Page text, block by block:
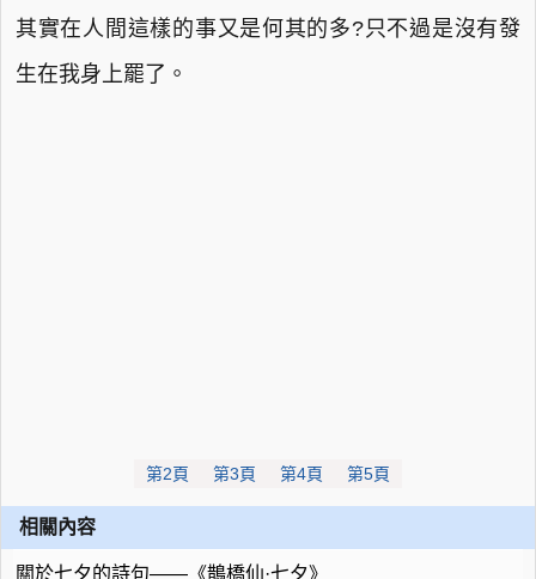
其實在人間這樣的事又是何其的多?只不過是沒有發
生在我身上罷了。
第2頁 第3頁 第4頁 第5頁
相關內容
關於七夕的詩句——《鵲橋仙·七夕》